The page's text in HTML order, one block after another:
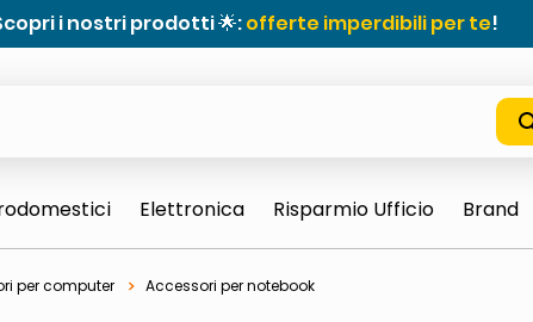
i nostri prodotti 🌟:offerte imperdibili per te!
Elettronica Risparmio Ufficio Brand
per computer Accessori per notebook